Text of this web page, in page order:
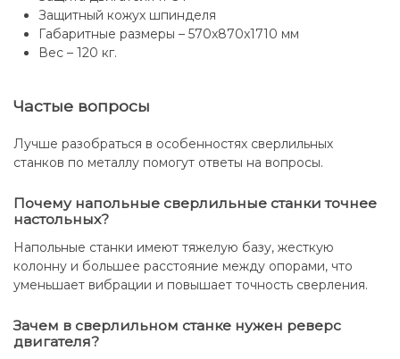
Защитный кожух шпинделя
Габаритные размеры – 570x870x1710 мм
Вес – 120 кг.
Частые вопросы
Лучше разобраться в особенностях сверлильных
станков по металлу помогут ответы на вопросы.
Почему напольные сверлильные станки точнее
настольных?
Напольные станки имеют тяжелую базу, жесткую
колонну и большее расстояние между опорами, что
уменьшает вибрации и повышает точность сверления.
Зачем в сверлильном станке нужен реверс
двигателя?